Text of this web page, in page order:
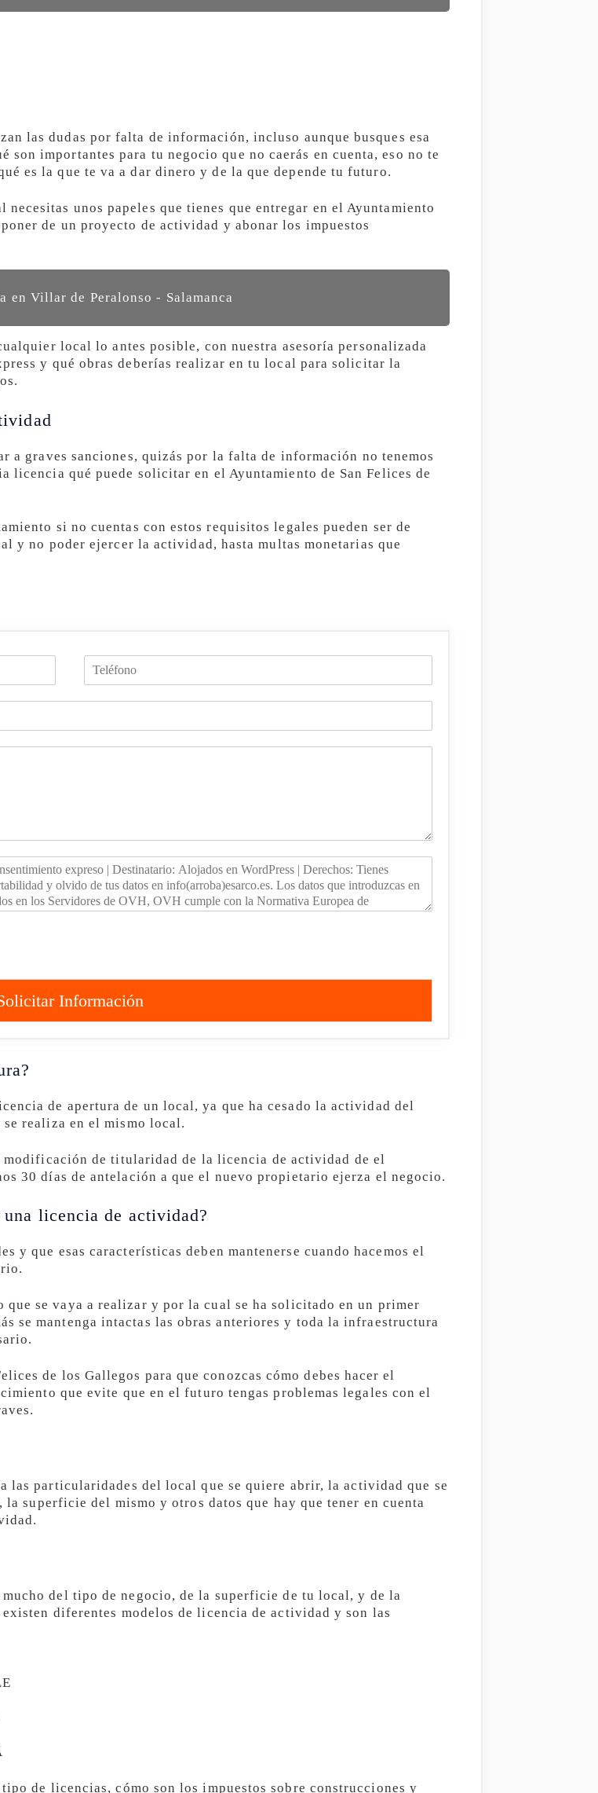
las dudas por falta de información, incluso aunque busques esa
son importantes para tu negocio que no caerás en cuenta, eso no te
es la que te va a dar dinero y de la que depende tu futuro.
unos papeles que tienes que entregar en el Ayuntamiento
de un proyecto de actividad y abonar los impuestos
en Villar de Peralonso - Salamanca
local lo antes posible, con nuestra asesoría personalizada
y qué obras deberías realizar en tu local para solicitar la
a graves sanciones, quizás por la falta de información no tenemos
licencia qué puede solicitar en el Ayuntamiento de San Felices de
si no cuentas con estos requisitos legales pueden ser de
y no poder ejercer la actividad, hasta multas monetarias que
Información
de apertura de un local, ya que ha cesado la actividad del
realiza en el mismo local.
de titularidad de la licencia de actividad de el
30 días de antelación a que el nuevo propietario ejerza el negocio.
licencia de actividad?
y que esas características deben mantenerse cuando hacemos el
se vaya a realizar y por la cual se ha solicitado en un primer
se mantenga intactas las obras anteriores y toda la infraestructura
de los Gallegos para que conozcas cómo debes hacer el
que evite que en el futuro tengas problemas legales con el
las particularidades del local que se quiere abrir, la actividad que se
superficie del mismo y otros datos que hay que tener en cuenta
del tipo de negocio, de la superficie de tu local, y de la
diferentes modelos de licencia de actividad y son las
de licencias, cómo son los impuestos sobre construcciones y